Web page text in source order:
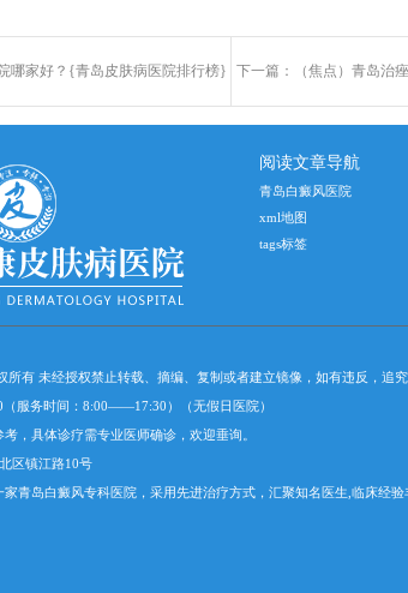
哪家好？{青岛皮肤病医院排行榜} 下一篇： （焦点）青岛治
阅读文章导航
青岛白癜风医院
xml地图
tags标签
所有 未经授权禁止转载、摘编、复制或者建立镜像，如有违反，追究
（服务时间：8:00——17:30）（无假日医院）
，具体诊疗需专业医师确诊，欢迎垂询。
区镇江路10号
青岛白癜风专科医院，采用先进治疗方式，汇聚知名医生,临床经验